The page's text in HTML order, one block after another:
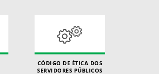
CÓDIGO DE ÉTICA DOS
SERVIDORES PÚBLICOS